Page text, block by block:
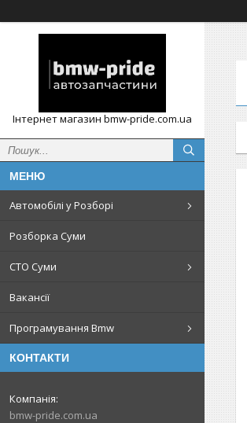
Інтернет магазин bmw-pride.com.ua
Автомобілі у Розборі
Розборка Суми
СТО Суми
Вакансії
Програмування Bmw
КОНТАКТИ
bmw-pride.com.ua